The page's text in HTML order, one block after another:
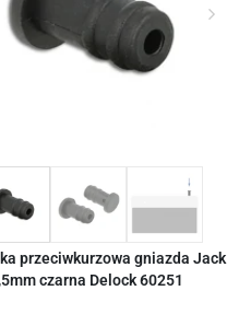
przeciwkurzowa gniazda Jack
czarna Delock 60251